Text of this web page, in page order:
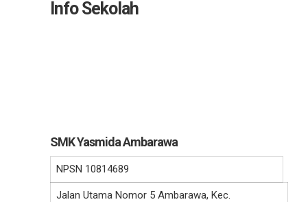
Info Sekolah
SMK Yasmida Ambarawa
NPSN 10814689
Jalan Utama Nomor 5 Ambarawa, Kec.